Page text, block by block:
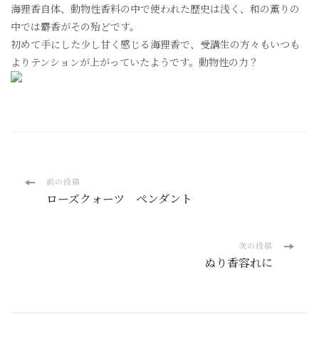
海狸香自体、動物性香料の中で使われた歴史は浅く、和の薫りの
中では麝香がその殆どです。
初めて手にした少し甘く感じる海狸香で、受講生の方々もいつも
よりテンションが上がっていたようです。動物性の力？
投
前の投稿
ローズクォーツ ペンダント
次の投稿
ぬり香容れに